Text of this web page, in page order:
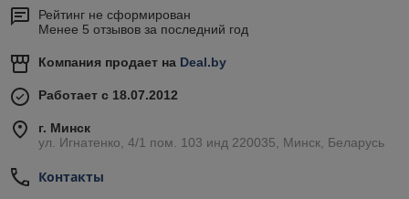
Рейтинг не сформирован
Менее 5 отзывов за последний год
Компания продает на Deal.by
Работает с 18.07.2012
г. Минск
ул. Игнатенко, 4/1 пом. 103 инд 220035, Минск, Беларусь
Контакты